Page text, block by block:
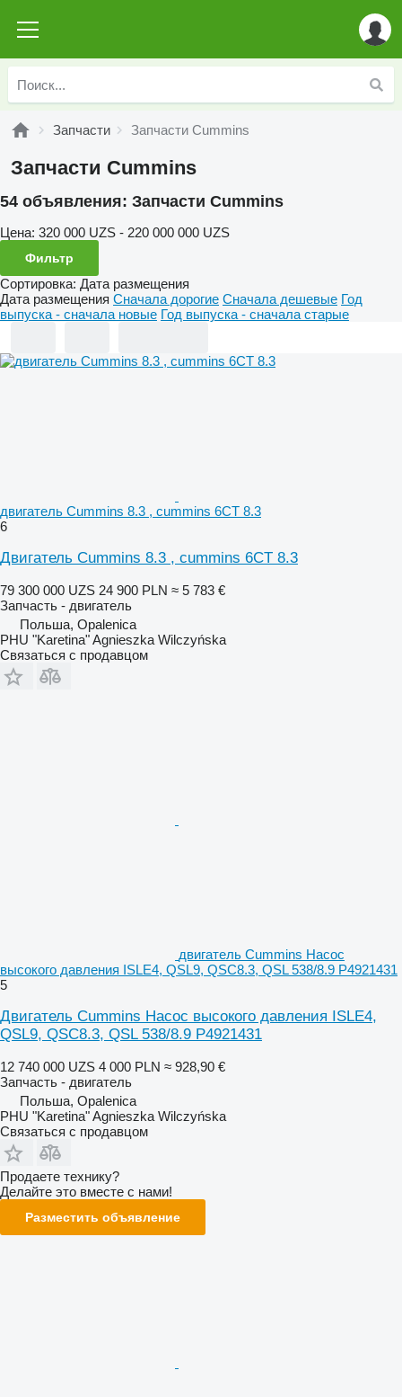
Запчасти Запчасти Cummins
Запчасти Cummins
54 объявления: Запчасти Cummins
Цена: 320 000 UZS - 220 000 000 UZS
Фильтр
Сортировка: Дата размещения
Дата размещения Сначала дорогие Сначала дешевые Год
выпуска - сначала новые Год выпуска - сначала старые
двигатель Cummins 8.3 , cummins 6CT 8.3
6
Двигатель Cummins 8.3 , cummins 6CT 8.3
79 300 000 UZS 24 900 PLN ≈ 5 783 €
Запчасть - двигатель
Польша, Opalenica
PHU "Karetina" Agnieszka Wilczyńska
Связаться с продавцом
двигатель Cummins Насос
высокого давления ISLE4, QSL9, QSC8.3, QSL 538/8.9 P4921431
5
Двигатель Cummins Насос высокого давления ISLE4,
QSL9, QSC8.3, QSL 538/8.9 P4921431
12 740 000 UZS 4 000 PLN ≈ 928,90 €
Запчасть - двигатель
Польша, Opalenica
PHU "Karetina" Agnieszka Wilczyńska
Связаться с продавцом
Продаете технику?
Делайте это вместе с нами!
Разместить объявление